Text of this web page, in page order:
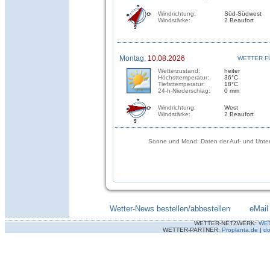
Windrichtung:
Windstärke:
Süd-Südwest
2 Beaufort
Montag, 10.08.2026
WETTER
Wetterzustand:
Höchsttemperatur:
Tiefsttemperatur:
24-h-Niederschlag:
heiter
36°C
18°C
0 mm
Windrichtung:
Windstärke:
West
2 Beaufort
Sonne und Mond: Daten der Auf- und
Wetter-News bestellen/abbestellen eMail
WETTER-NETZWERK:
WETTER-PARTNER: Proplanta.de |